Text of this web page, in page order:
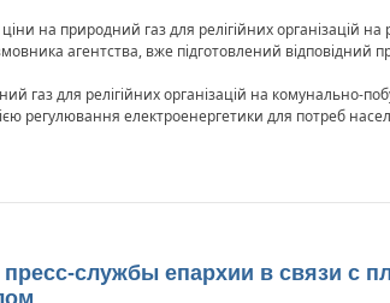
на природний газ для релігійних організацій
агентства, вже підготовлений
газ для релігійних організацій на комунально-
регулювання електроенергетики для потреб
службы епархии в связи с